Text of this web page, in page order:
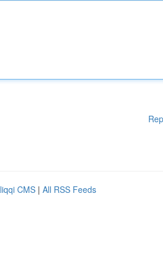
CMS | All RSS Feeds